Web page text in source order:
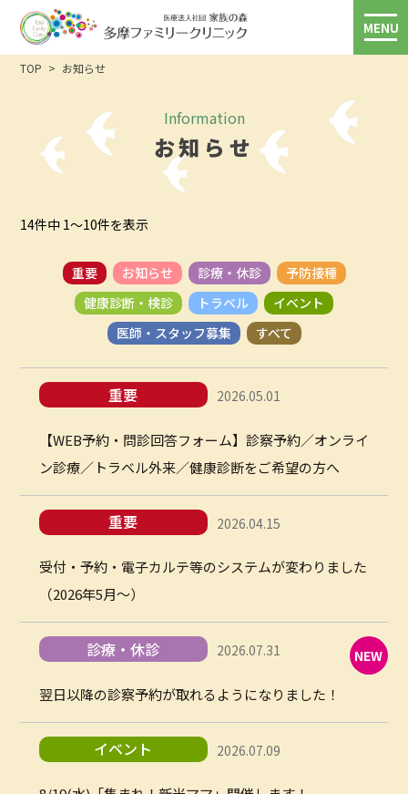
MENU
TOP お知らせ
Information
お知らせ
14件中 1～10件を表示
重要 お知らせ 診療・休診
予防接種
健康診断・検診
トラベル
イベント
医師・スタッフ募集
すべて
重要 2026.05.01
【WEB予約・問診回答フォーム】診察予約／オンライ
ン診療／トラベル外来／健康診断をご希望の方へ
重要 2026.04.15
受付・予約・電子カルテ等のシステムが変わりました
（2026年5月～）
NEW
診療・休診 2026.07.31
翌日以降の診察予約が取れるようになりました！
イベント 2026.07.09